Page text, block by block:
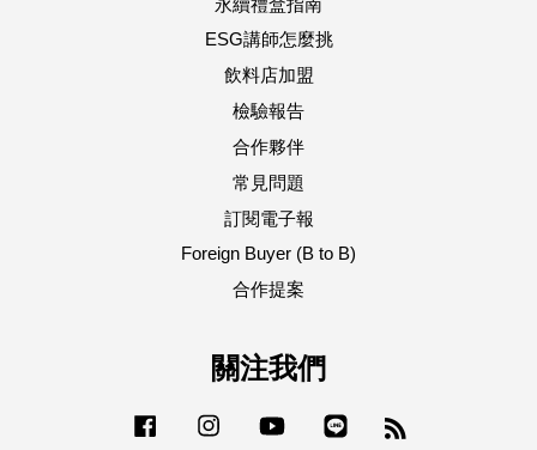
ESG講師怎麼挑
飲料店加盟
檢驗報告
合作夥伴
常見問題
訂閱電子報
Foreign Buyer (B to B)
合作提案
關注我們
Facebook Instagram YouTube